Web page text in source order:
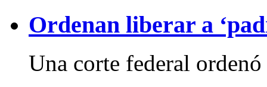
Ordenan liberar a
Una corte federal